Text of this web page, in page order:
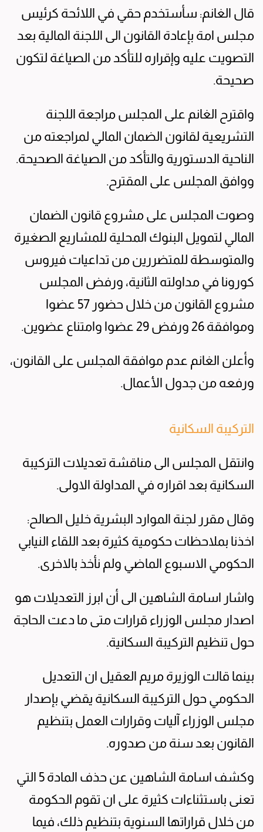
قال الغانم: سأستخدم حقي في اللائحة كرئيس
مجلس امة بإعادة القانون الى اللجنة المالية بعد
التصويت عليه وإقراره للتأكد من الصياغة لتكون
صحيحة.
واقترح الغانم على المجلس مراجعة اللجنة
التشريعية لقانون الضمان المالي لمراجعته من
الناحية الدستورية والتأكد من الصياغة الصحيحة.
ووافق المجلس على المقترح.
وصوت المجلس على مشروع قانون الضمان
المالي لتمويل البنوك المحلية للمشاريع الصغيرة
والمتوسطة للمتضررين من تداعيات فيروس
كورونا في مداولته الثانية، ورفض المجلس
مشروع القانون من خلال حضور 57 عضوا
وموافقة 26 ورفض 29 عضوا وامتناع عضوين.
وأعلن الغانم عدم موافقة المجلس على القانون،
ورفعه من جدول الأعمال.
التركيبة السكانية
وانتقل المجلس الى مناقشة تعديلات التركيبة
السكانية بعد اقراره في المداولة الاولى.
وقال مقرر لجنة الموارد البشرية خليل الصالح:
اخذنا بملاحظات حكومية كثيرة بعد اللقاء النيابي
الحكومي الاسبوع الماضي ولم نأخذ بالاخرى.
واشار اسامة الشاهين الى أن ابرز التعديلات هو
اصدار مجلس الوزراء قرارات متى ما دعت الحاجة
حول تنظيم التركيبة السكانية.
بينما قالت الوزيرة مريم العقيل ان التعديل
الحكومي حول التركيبة السكانية يقضي بإصدار
مجلس الوزراء آليات وقرارات العمل بتنظيم
القانون بعد سنة من صدوره.
وكشف اسامة الشاهين عن حذف المادة 5 التي
تعنى باستثناءات كثيرة على ان تقوم الحكومة
من خلال قراراتها السنوية بتنظيم ذلك، فيما